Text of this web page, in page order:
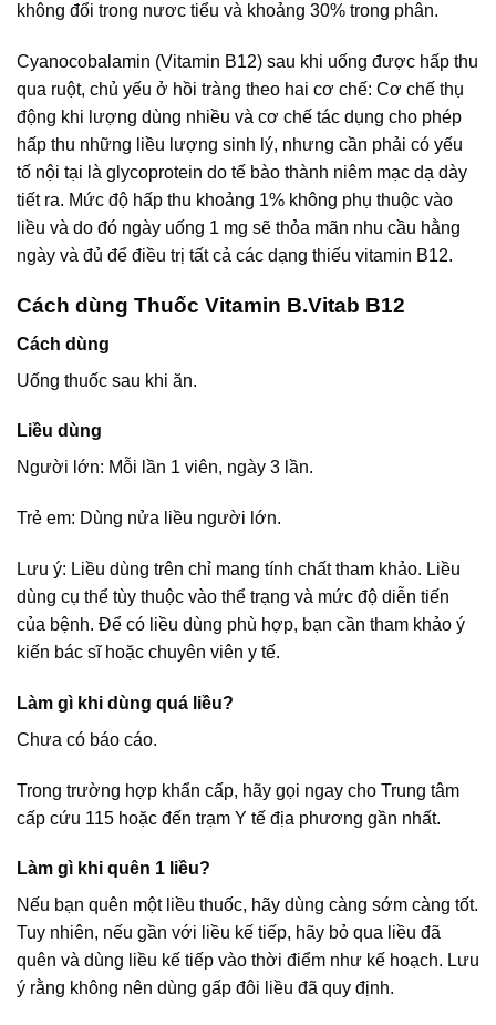
không đổi trong nươc tiểu và khoảng 30% trong phân.
Cyanocobalamin (Vitamin B12) sau khi uống được hấp thu
qua ruột, chủ yếu ở hồi tràng theo hai cơ chế: Cơ chế thụ
động khi lượng dùng nhiều và cơ chế tác dụng cho phép
hấp thu những liều lượng sinh lý, nhưng cần phải có yếu
tố nội tại là glycoprotein do tế bào thành niêm mạc dạ dày
tiết ra. Mức độ hấp thu khoảng 1% không phụ thuộc vào
liều và do đó ngày uống 1 mg sẽ thỏa mãn nhu cầu hằng
ngày và đủ để điều trị tất cả các dạng thiếu vitamin B12.
Cách dùng Thuốc Vitamin B.Vitab B12
Cách dùng
Uống thuốc sau khi ăn.
Liều dùng
Người lớn: Mỗi lần 1 viên, ngày 3 lần.
Trẻ em: Dùng nửa liều người lớn.
Lưu ý: Liều dùng trên chỉ mang tính chất tham khảo. Liều
dùng cụ thể tùy thuộc vào thể trạng và mức độ diễn tiến
của bệnh. Để có liều dùng phù hợp, bạn cần tham khảo ý
kiến bác sĩ hoặc chuyên viên y tế.
Làm gì khi dùng quá liều?
Chưa có báo cáo.
Trong trường hợp khẩn cấp, hãy gọi ngay cho Trung tâm
cấp cứu 115 hoặc đến trạm Y tế địa phương gần nhất.
Làm gì khi quên 1 liều?
Nếu bạn quên một liều thuốc, hãy dùng càng sớm càng tốt.
Tuy nhiên, nếu gần với liều kế tiếp, hãy bỏ qua liều đã
quên và dùng liều kế tiếp vào thời điểm như kế hoạch. Lưu
ý rằng không nên dùng gấp đôi liều đã quy định.